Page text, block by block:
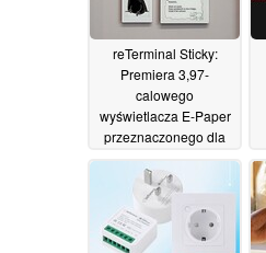
reTerminal Sticky:
Premiera 3,97-
calowego
wyświetlacza E-Paper
przeznaczonego dla
inteligentnych domów
30/07/2026